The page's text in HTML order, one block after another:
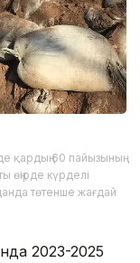
қардың 60 пайызының
өңірде күрделі
төтенше жағдай
2023-2025